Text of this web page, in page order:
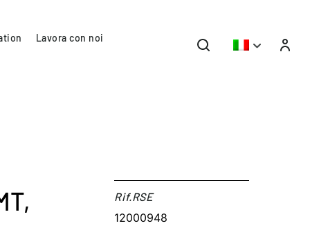
Lavora con noi
Rif.RSE​
12000948